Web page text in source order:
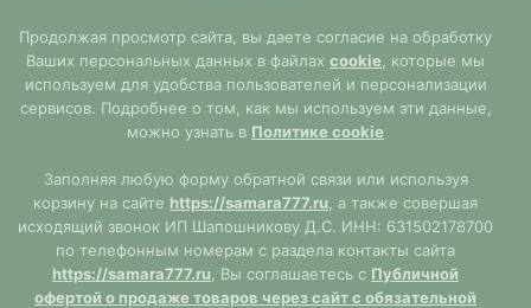
Продолжая просмотр сайта, вы даете согласие на обработку
Ваших персональных данных в файлах cookie , которые мы
используем для удобства пользователей и персонализации
сервисов. Подробнее о том, как мы используем эти данные,
можно узнать в Политике cookie
Заполняя любую форму обратной связи или используя
корзину на сайте https://samara777.ru , а также совершая
исходящий звонок ИП Шапошникову Д.С. ИНН: 631502178700
по телефонным номерам с раздела контакты сайта
https://samara777.ru , Вы соглашаетесь с Публичной
офертой о продаже товаров через сайт с обязательной